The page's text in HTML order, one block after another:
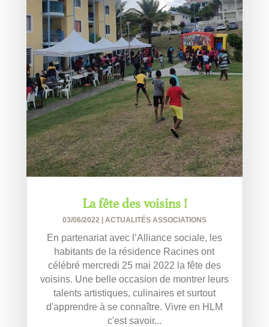
La fête des voisins !
03/06/2022 | ACTUALITÉS ASSOCIATIONS
En partenariat avec l’Alliance sociale, les
habitants de la résidence Racines ont
célébré mercredi 25 mai 2022 la fête des
voisins. Une belle occasion de montrer leurs
talents artistiques, culinaires et surtout
d'apprendre à se connaître. Vivre en HLM
c'est savoir...